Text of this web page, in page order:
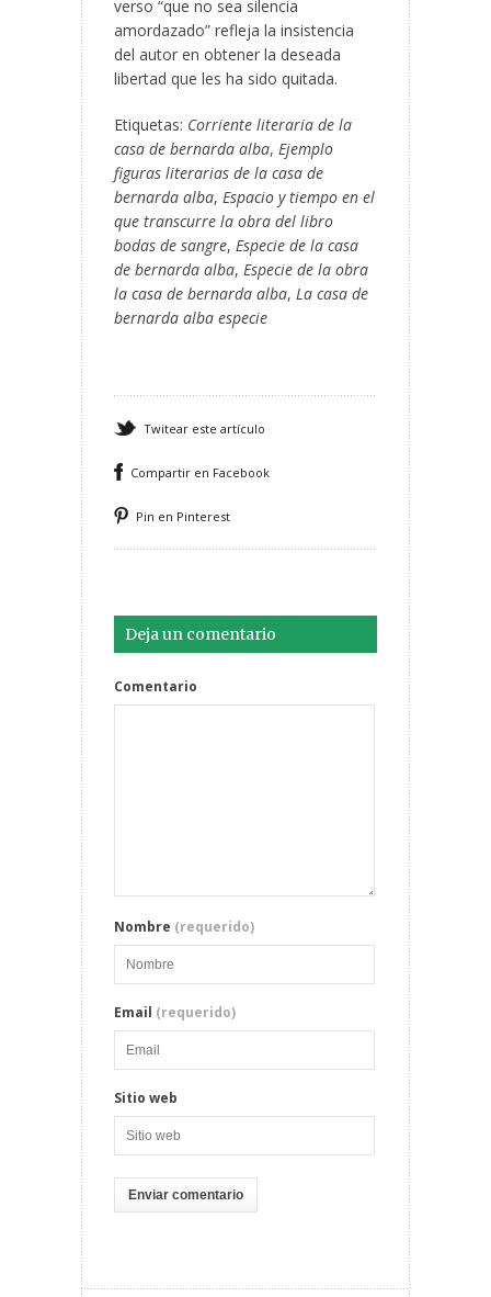
verso “que no sea silencia
amordazado” refleja la insistencia
del autor en obtener la deseada
libertad que les ha sido quitada.
Etiquetas: Corriente literaria de la
casa de bernarda alba, Ejemplo
figuras literarias de la casa de
bernarda alba, Espacio y tiempo en el
que transcurre la obra del libro
bodas de sangre, Especie de la casa
de bernarda alba, Especie de la obra
la casa de bernarda alba, La casa de
bernarda alba especie
Twitear este artículo
Compartir en Facebook
Pin en Pinterest
Deja un comentario
Comentario
Nombre (requerido)
Email (requerido)
Sitio web